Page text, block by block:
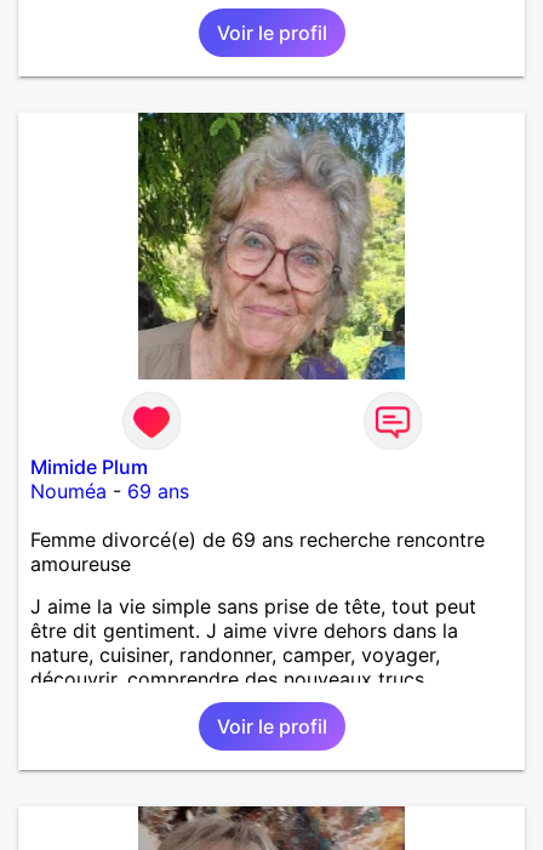
Voir le profil
Mimide Plum
Nouméa - 69 ans
Femme divorcé(e) de 69 ans recherche rencontre
amoureuse
J aime la vie simple sans prise de tête, tout peut
être dit gentiment. J aime vivre dehors dans la
nature, cuisiner, randonner, camper, voyager,
découvrir, comprendre des nouveaux trucs
techniques et sur la vie des êtres vivants. J aime
danser, faire la fête. Je ne bois pratiquement pas d
alcool, je fume rarement, je ris souvent. Je cherche
un vrai amoureux pour continuer à profiter de la vie
en ai marre je veux partagé et rigoler
Voir le profil